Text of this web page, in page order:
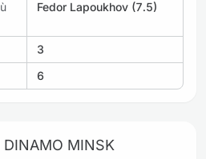
Fedor Lapoukhov (7.5)
3
6
DINAMO MINSK